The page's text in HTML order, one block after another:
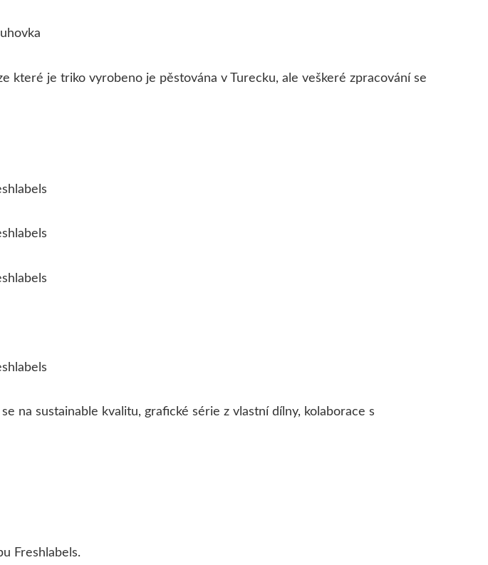
které je triko vyrobeno je pěstována v Turecku, ale veškeré zpracování se
na sustainable kvalitu, grafické série z vlastní dílny, kolaborace s
Freshlabels.